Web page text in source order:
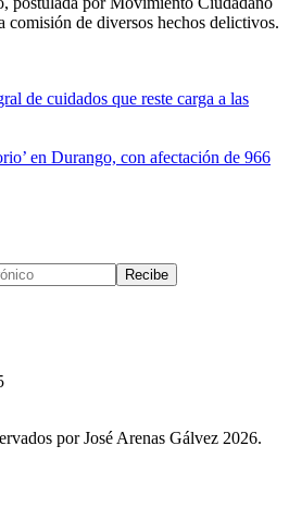
comisión de diversos hechos delictivos.
de cuidados que reste carga a las
en Durango, con afectación de 966
por José Arenas Gálvez 2026.